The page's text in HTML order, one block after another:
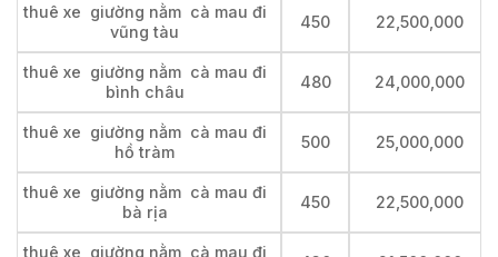
thuê xe giường nằm cà mau đi
vũng tàu
450 22,500,000
thuê xe giường nằm cà mau đi
bình châu
480 24,000,000
thuê xe giường nằm cà mau đi
hồ tràm
500 25,000,000
thuê xe giường nằm cà mau đi
bà rịa
450 22,500,000
thuê xe giường nằm cà mau đi